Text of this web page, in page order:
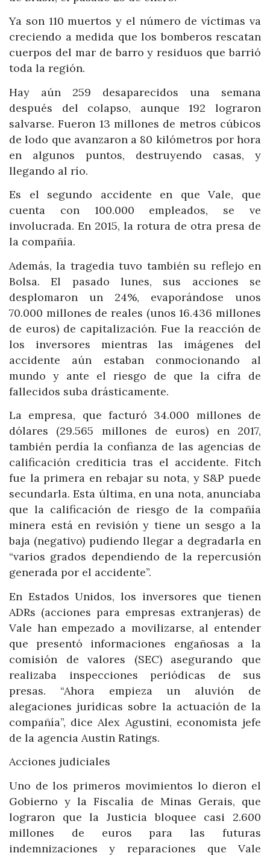
Ya son 110 muertos y el número de víctimas va
creciendo a medida que los bomberos rescatan
cuerpos del mar de barro y residuos que barrió
toda la región.
Hay aún 259 desaparecidos una semana
después del colapso, aunque 192 lograron
salvarse. Fueron 13 millones de metros cúbicos
de lodo que avanzaron a 80 kilómetros por hora
en algunos puntos, destruyendo casas, y
llegando al río.
Es el segundo accidente en que Vale, que
cuenta con 100.000 empleados, se ve
involucrada. En 2015, la rotura de otra presa de
la compañía.
Además, la tragedia tuvo también su reflejo en
Bolsa. El pasado lunes, sus acciones se
desplomaron un 24%, evaporándose unos
70.000 millones de reales (unos 16.436 millones
de euros) de capitalización. Fue la reacción de
los inversores mientras las imágenes del
accidente aún estaban conmocionando al
mundo y ante el riesgo de que la cifra de
fallecidos suba drásticamente.
La empresa, que facturó 34.000 millones de
dólares (29.565 millones de euros) en 2017,
también perdía la confianza de las agencias de
calificación crediticia tras el accidente. Fitch
fue la primera en rebajar su nota, y S&P puede
secundarla. Esta última, en una nota, anunciaba
que la calificación de riesgo de la compañía
minera está en revisión y tiene un sesgo a la
baja (negativo) pudiendo llegar a degradarla en
“varios grados dependiendo de la repercusión
generada por el accidente”.
En Estados Unidos, los inversores que tienen
ADRs (acciones para empresas extranjeras) de
Vale han empezado a movilizarse, al entender
que presentó informaciones engañosas a la
comisión de valores (SEC) asegurando que
realizaba inspecciones periódicas de sus
presas. “Ahora empieza un aluvión de
alegaciones jurídicas sobre la actuación de la
compañía”, dice Alex Agustini, economista jefe
de la agencia Austin Ratings.
Acciones judiciales
Uno de los primeros movimientos lo dieron el
Gobierno y la Fiscalía de Minas Gerais, que
lograron que la Justicia bloquee casi 2.600
millones de euros para las futuras
indemnizaciones y reparaciones que Vale